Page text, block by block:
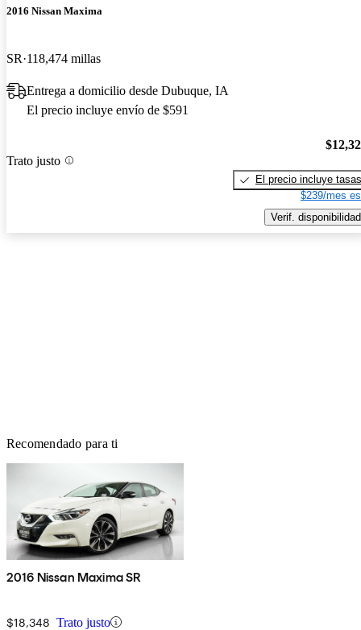
2016 Nissan Maxima
SR 118,474 millas
Entrega a domicilio desde Dubuque, IA
El precio incluye envío de $591
Trato justo
El precio incluye tasas
$239/mes
Verif. disponibilidad
Recomendado para ti
2016 Nissan Maxima SR
$18,348 Trato justo